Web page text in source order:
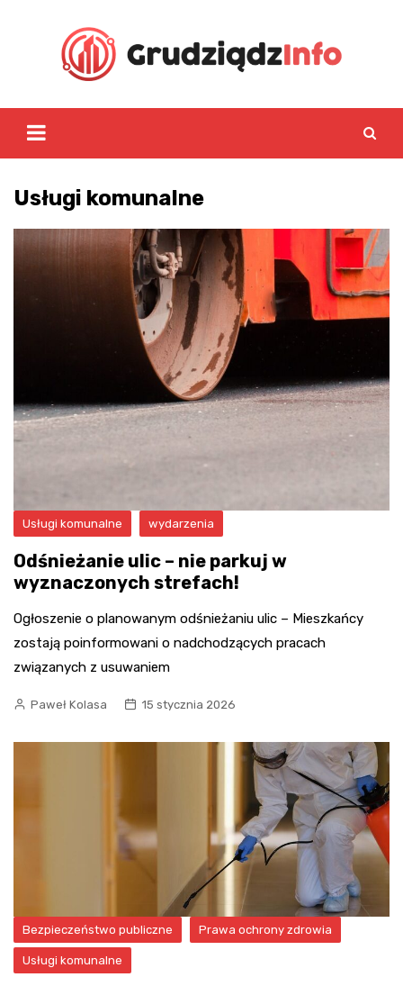
Usługi komunalne
Usługi komunalne wydarzenia
Odśnieżanie ulic – nie parkuj w
wyznaczonych strefach!
Ogłoszenie o planowanym odśnieżaniu ulic – Mieszkańcy
zostają poinformowani o nadchodzących pracach
związanych z usuwaniem
Paweł Kolasa 15 stycznia 2026
Bezpieczeństwo publiczne Prawa ochrony zdrowia
Usługi komunalne